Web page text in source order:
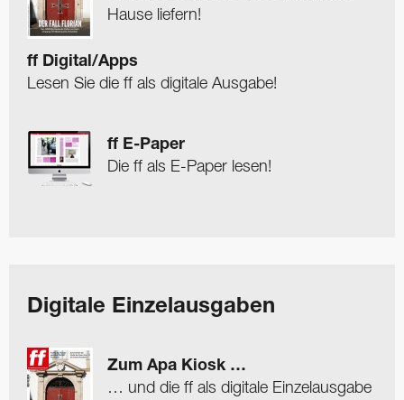
Hause liefern!
ff Digital/Apps
Lesen Sie die ff als digitale Ausgabe!
ff E-Paper
Die ff als E-Paper lesen!
Digitale Einzelausgaben
Zum Apa Kiosk …
… und die ff als digitale Einzelausgabe